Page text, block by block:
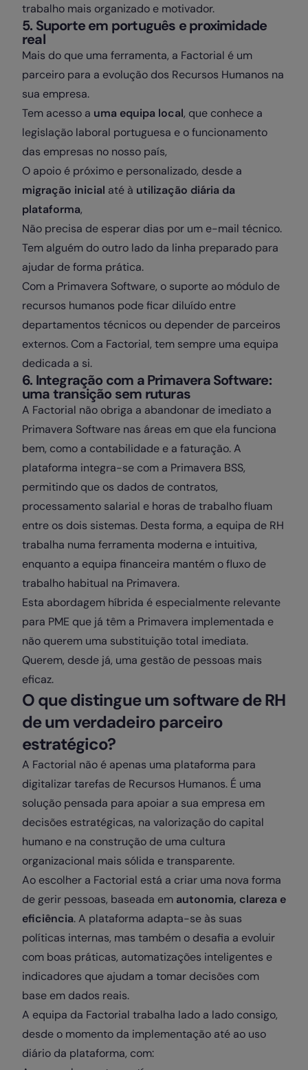
trabalho mais organizado e motivador.
5. Suporte em português e proximidade
real
Mais do que uma ferramenta, a Factorial é um
parceiro para a evolução dos Recursos Humanos na
sua empresa.
Tem acesso a uma equipa local, que conhece a
legislação laboral portuguesa e o funcionamento
das empresas no nosso país,
O apoio é próximo e personalizado, desde a
migração inicial até à utilização diária da
plataforma,
Não precisa de esperar dias por um e-mail técnico.
Tem alguém do outro lado da linha preparado para
ajudar de forma prática.
Com a Primavera Software, o suporte ao módulo de
recursos humanos pode ficar diluído entre
departamentos técnicos ou depender de parceiros
externos. Com a Factorial, tem sempre uma equipa
dedicada a si.
6. Integração com a Primavera Software:
uma transição sem ruturas
A Factorial não obriga a abandonar de imediato a
Primavera Software nas áreas em que ela funciona
bem, como a contabilidade e a faturação. A
plataforma integra-se com a Primavera BSS,
permitindo que os dados de contratos,
processamento salarial e horas de trabalho fluam
entre os dois sistemas. Desta forma, a equipa de RH
trabalha numa ferramenta moderna e intuitiva,
enquanto a equipa financeira mantém o fluxo de
trabalho habitual na Primavera.
Esta abordagem híbrida é especialmente relevante
para PME que já têm a Primavera implementada e
não querem uma substituição total imediata.
Querem, desde já, uma gestão de pessoas mais
eficaz.
O que distingue um software de RH
de um verdadeiro parceiro
estratégico?
A Factorial não é apenas uma plataforma para
digitalizar tarefas de Recursos Humanos. É uma
solução pensada para apoiar a sua empresa em
decisões estratégicas, na valorização do capital
humano e na construção de uma cultura
organizacional mais sólida e transparente.
Ao escolher a Factorial está a criar uma nova forma
de gerir pessoas, baseada em autonomia, clareza e
eficiência. A plataforma adapta-se às suas
políticas internas, mas também o desafia a evoluir
com boas práticas, automatizações inteligentes e
indicadores que ajudam a tomar decisões com
base em dados reais.
A equipa da Factorial trabalha lado a lado consigo,
desde o momento da implementação até ao uso
diário da plataforma, com: